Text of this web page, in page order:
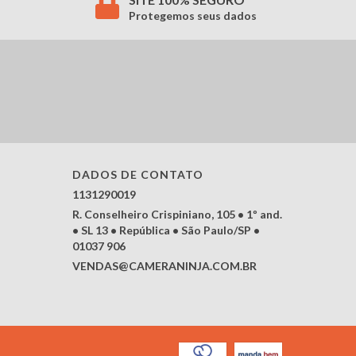
Protegemos seus dados
DADOS DE CONTATO
1131290019
R. Conselheiro Crispiniano, 105 • 1º and.
• SL 13 • República • São Paulo/SP •
01037 906
VENDAS@CAMERANINJA.COM.BR